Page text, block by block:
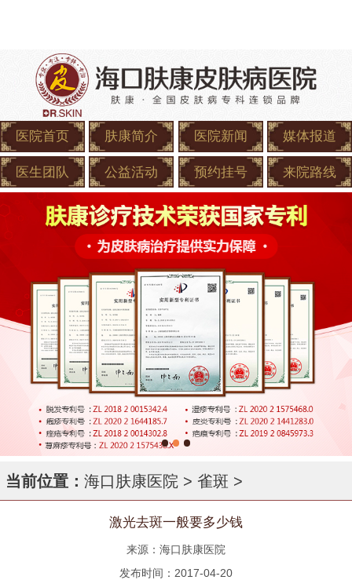
医院首页 肤康简介 医院新闻 媒体报道
医生团队 公益活动 预约挂号 来院路线
当前位置： 海口肤康医院 > 雀斑 >
激光去斑一般要多少钱
来源：海口肤康医院
发布时间：2017-04-20